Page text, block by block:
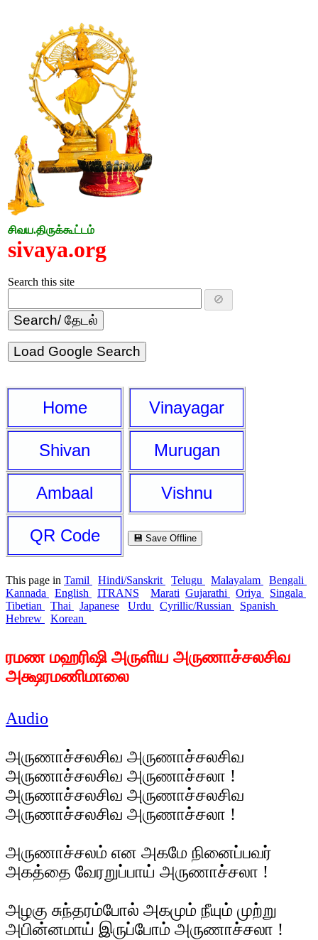
சிவய.திருக்கூட்டம்
sivaya.org
Search this site
🚫
Load Google Search
Home Vinayagar
Shivan Murugan
Ambaal Vishnu
QR Code 💾 Save Offline
This page in Tamil Hindi/Sanskrit Telugu Malayalam
Bengali
Kannada
English ITRANS Marati Gujarathi Oriya
Singala
Tibetian
Thai Japanese Urdu Cyrillic/Russian
Spanish
Hebrew
Korean
ரமண மஹரிஷி அருளிய அருணாச்சலசிவ
அக்ஷரமணிமாலை
Audio
அருணாச்சலசிவ அருணாச்சலசிவ
அருணாச்சலசிவ அருணாச்சலா !
அருணாச்சலசிவ அருணாச்சலசிவ
அருணாச்சலசிவ அருணாச்சலா !
அருணாச்சலம் என அகமே நினைப்பவர்
அகத்தை வேரறுப்பாய் அருணாச்சலா !
அழகு சுந்தரம்போல் அகமும் நீயும் முற்று
அபின்னமாய் இருப்போம் அருணாச்சலா !